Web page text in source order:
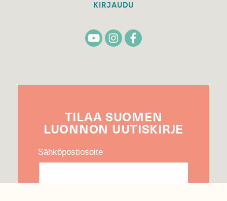
KIRJAUDU
TILAA SUOMEN
LUONNON UUTIS­KIRJE
Sähköpostiosoite